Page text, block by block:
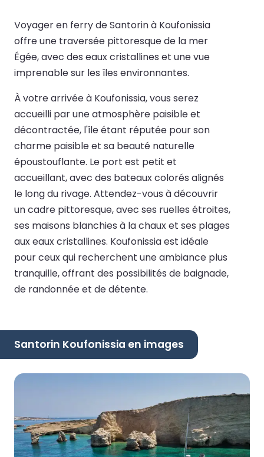
Voyager en ferry de Santorin à Koufonissia
offre une traversée pittoresque de la mer
Égée, avec des eaux cristallines et une vue
imprenable sur les îles environnantes.
À votre arrivée à Koufonissia, vous serez
accueilli par une atmosphère paisible et
décontractée, l'île étant réputée pour son
charme paisible et sa beauté naturelle
époustouflante. Le port est petit et
accueillant, avec des bateaux colorés alignés
le long du rivage. Attendez-vous à découvrir
un cadre pittoresque, avec ses ruelles étroites,
ses maisons blanchies à la chaux et ses plages
aux eaux cristallines. Koufonissia est idéale
pour ceux qui recherchent une ambiance plus
tranquille, offrant des possibilités de baignade,
de randonnée et de détente.
Santorin Koufonissia en images